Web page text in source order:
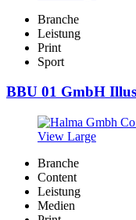
Branche
Leistung
Print
Sport
BBU 01 GmbH
View Large
Branche
Content
Leistung
Medien